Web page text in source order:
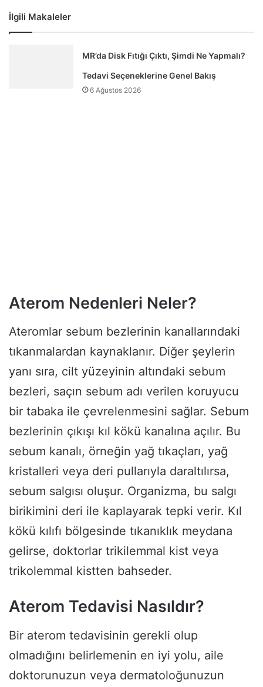
İlgili Makaleler
MR’da Disk Fıtığı Çıktı, Şimdi Ne Yapmalı?
Tedavi Seçeneklerine Genel Bakış
6 Ağustos 2026
Aterom Nedenleri Neler?
Ateromlar sebum bezlerinin kanallarındaki
tıkanmalardan kaynaklanır. Diğer şeylerin
yanı sıra, cilt yüzeyinin altındaki sebum
bezleri, saçın sebum adı verilen koruyucu
bir tabaka ile çevrelenmesini sağlar. Sebum
bezlerinin çıkışı kıl kökü kanalına açılır. Bu
sebum kanalı, örneğin yağ tıkaçları, yağ
kristalleri veya deri pullarıyla daraltılırsa,
sebum salgısı oluşur. Organizma, bu salgı
birikimini deri ile kaplayarak tepki verir. Kıl
kökü kılıfı bölgesinde tıkanıklık meydana
gelirse, doktorlar trikilemmal kist veya
trikolemmal kistten bahseder.
Aterom Tedavisi Nasıldır?
Bir aterom tedavisinin gerekli olup
olmadığını belirlemenin en iyi yolu, aile
doktorunuzun veya dermatoloğunuzun